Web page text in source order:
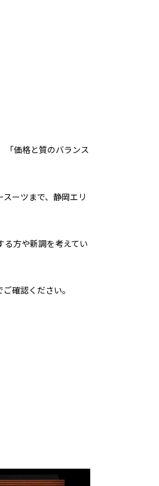
「価格と質のバランス
ーツまで、静岡エリ
る方や新調を考えてい
確認ください。